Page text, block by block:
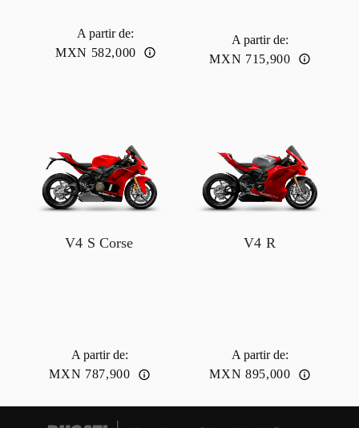
A partir de:
MXN 582,000
A partir de:
MXN 715,900
V4 S Corse
A partir de:
MXN 787,900
V4 R
A partir de:
MXN 895,000